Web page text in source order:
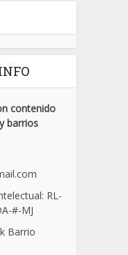
contenido
barrios
RL-
#-MJ
Barrio